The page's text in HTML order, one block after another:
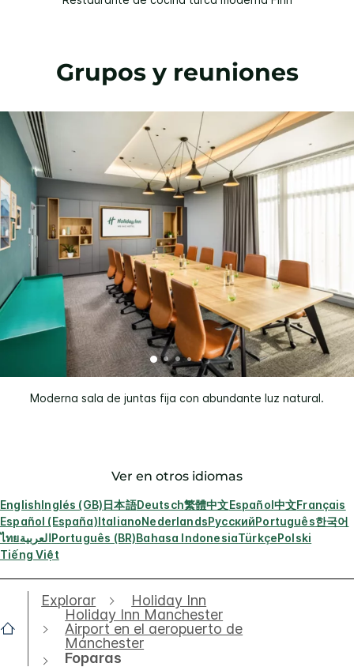
Grupos y reuniones
Moderna sala de juntas fija con abundante luz natural.
Ver en otros idiomas
EnglishInglés (GB)日本語Deutsch繁體中文Español中文Français
Español (España)ItalianoNederlandsРусскийPortuguês한국어
ไทยالعربيةPortuguês (BR)Bahasa IndonesiaTürkçePolski
Tiếng Việt
Explorar
Holiday Inn
Holiday Inn Manchester
Airport en el aeropuerto de
Mánchester
Foparas